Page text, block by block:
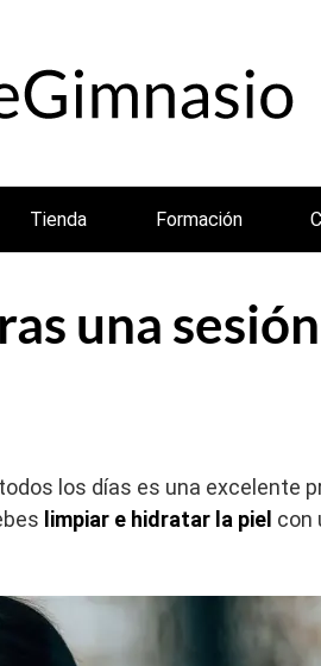
Tienda Formación
una
los días es una excelente
limpiar e hidratar la piel con